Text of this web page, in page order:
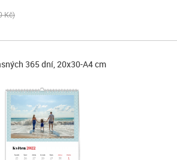
Kč
365 dní, 20x30-A4 cm